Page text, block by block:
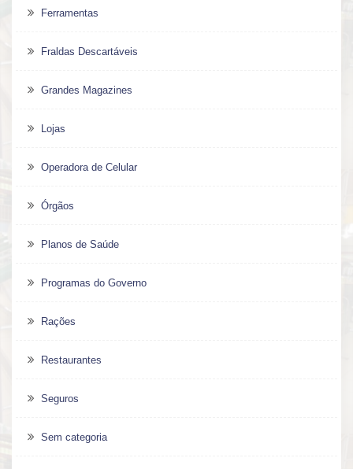
Ferramentas
Fraldas Descartáveis
Grandes Magazines
Lojas
Operadora de Celular
Órgãos
Planos de Saúde
Programas do Governo
Rações
Restaurantes
Seguros
Sem categoria